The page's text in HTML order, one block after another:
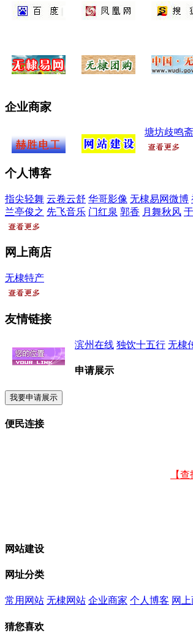
企业商家
力工程有限
塘坊歧鸣
个人博客
指尖轻舞 云卷云舒 华哥影像 无棣易网微博
兰亭俊之 先飞音乐 门红泉 郭香 月舞秋风
网上商店
无棣特产
友情链接
滨州在线 独饮十五行 无棣
申请展示
便民连接
【
网站建设
网址分类
常用网站 无棣网站 企业商家 个人博客 网
猜您喜欢